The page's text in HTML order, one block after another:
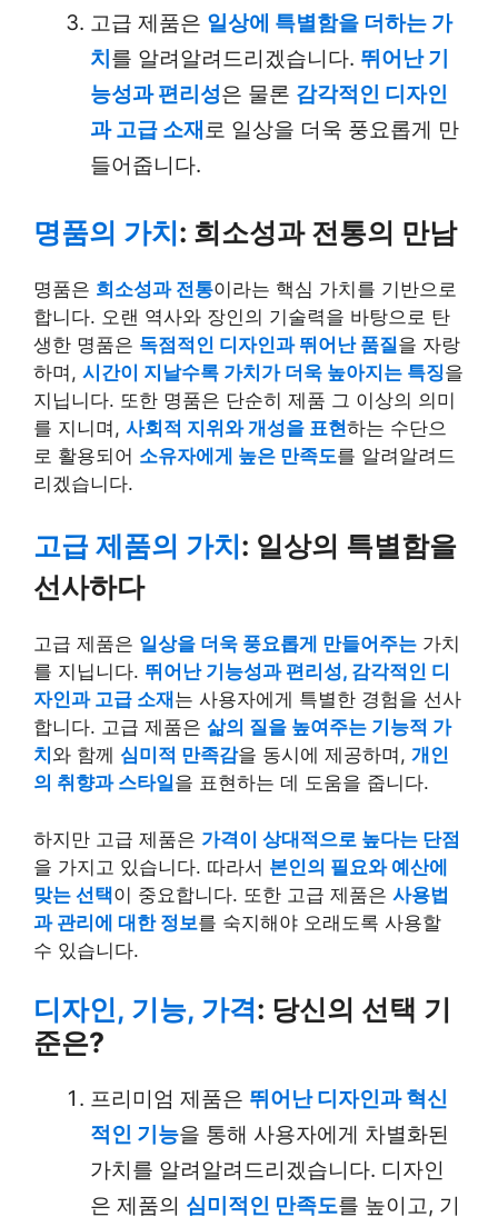
고급 제품은 일상에 특별함을 더하는 가
치 를 알려알려드리겠습니다. 뛰어난 기
능성과 편리성은 물론 감각적인 디자인
과 고급 소재 로 일상을 더욱 풍요롭게 만
들어줍니다.
명품의 가치: 희소성과 전통의 만남
명품은 희소성과 전통이라는 핵심 가치를 기반으로
합니다. 오랜 역사와 장인의 기술력을 바탕으로 탄
생한 명품은 독점적인 디자인과 뛰어난 품질을 자랑
하며, 시간이 지날수록 가치가 더욱 높아지는 특징을
지닙니다. 또한 명품은 단순히 제품 그 이상의 의미
를 지니며, 사회적 지위와 개성을 표현하는 수단으
로 활용되어 소유자에게 높은 만족도를 알려알려드
리겠습니다.
고급 제품의 가치: 일상의 특별함을
선사하다
고급 제품은 일상을 더욱 풍요롭게 만들어주는 가치
를 지닙니다. 뛰어난 기능성과 편리성, 감각적인 디
자인과 고급 소재 는 사용자에게 특별한 경험을 선사
합니다. 고급 제품은 삶의 질을 높여주는 기능적 가
치 와 함께 심미적 만족감을 동시에 제공하며, 개인
의 취향과 스타일을 표현하는 데 도움을 줍니다.
하지만 고급 제품은 가격이 상대적으로 높다는 단점
을 가지고 있습니다. 따라서 본인의 필요와 예산에
맞는 선택이 중요합니다. 또한 고급 제품은 사용법
과 관리에 대한 정보를 숙지해야 오래도록 사용할
수 있습니다.
디자인, 기능, 가격: 당신의 선택 기
준은?
프리미엄 제품은 뛰어난 디자인과 혁신
적인 기능을 통해 사용자에게 차별화된
가치를 알려알려드리겠습니다. 디자인
은 제품의 심미적인 만족도를 높이고, 기